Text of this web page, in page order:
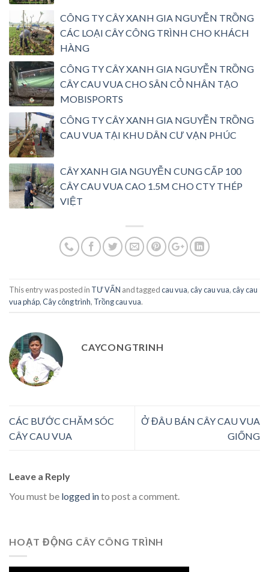
CÔNG TY CÂY XANH GIA NGUYỄN TRỒNG
CÁC LOẠI CÂY CÔNG TRÌNH CHO KHÁCH
HÀNG
CÔNG TY CÂY XANH GIA NGUYỄN TRỒNG
CÂY CAU VUA CHO SÂN CỎ NHÂN TẠO
MOBISPORTS
CÔNG TY CÂY XANH GIA NGUYỄN TRỒNG
CAU VUA TẠI KHU DÂN CƯ VẠN PHÚC
CÂY XANH GIA NGUYỄN CUNG CẤP 100
CÂY CAU VUA CAO 1.5M CHO CTY THÉP
VIỆT
This entry was posted in TƯ VẤN and taggedcau vua,cây cau vua,cây cau
vua pháp,Cây công trình, Trồng cau vua.
CAYCONGTRINH
CÁC BƯỚC CHĂM SÓC
CÂY CAU VUA
Ở ĐÂU BÁN CÂY CAU VUA
GIỐNG
Leave a Reply
You must be logged into post a comment.
HOẠT ĐỘNG CÂY CÔNG TRÌNH